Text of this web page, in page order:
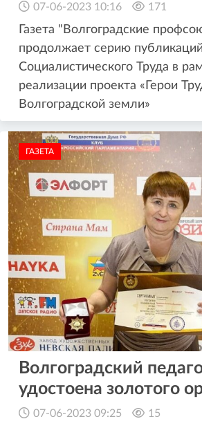
07-06-2023 10:16 171
Газета "Волгоградские
продолжает серию
Социалистического Труда в
реализации проекта «Герои
Волгоградской земли»
ГАЗЕТА
Волгоградский
удостоена золотого
07-06-2023 09:25 15